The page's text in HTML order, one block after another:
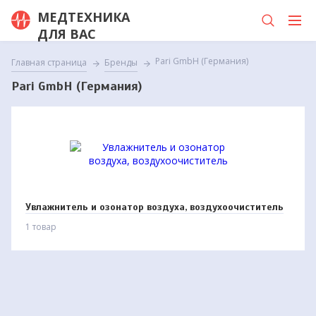
МЕДТЕХНИКА
ДЛЯ ВАС
Главная страница Бренды Pari GmbH (Германия)
Pari GmbH (Германия)
Увлажнитель и озонатор воздуха, воздухоочиститель
1 товар